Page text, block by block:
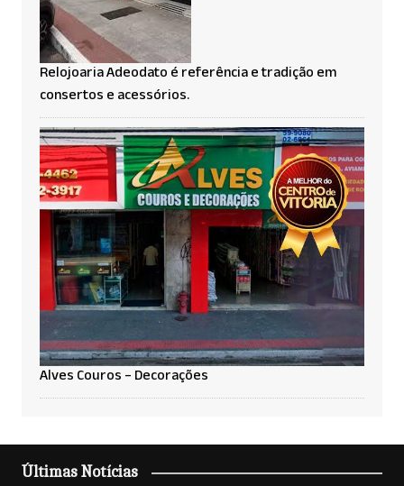
Relojoaria Adeodato é referência e tradição em
consertos e acessórios.
Alves Couros – Decorações
Últimas Notícias